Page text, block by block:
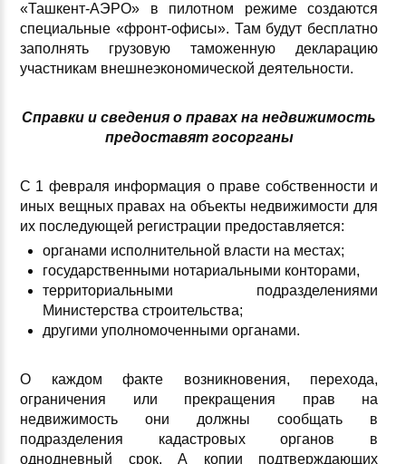
«Ташкент-АЭРО» в пилотном режиме создаются
специальные «фронт-офисы». Там будут бесплатно
заполнять грузовую таможенную декларацию
участникам внешнеэкономической деятельности.
Справки и сведения о правах на недвижимость
предоставят госорганы
С 1 февраля информация о праве собственности и
иных вещных правах на объекты недвижимости для
их последующей регистрации предоставляется:
органами исполнительной власти на местах;
государственными нотариальными конторами,
территориальными подразделениями
Министерства строительства;
другими уполномоченными органами.
О каждом факте возникновения, перехода,
ограничения или прекращения прав на
недвижимость они должны сообщать в
подразделения кадастровых органов в
однодневный срок. А копии подтверждающих